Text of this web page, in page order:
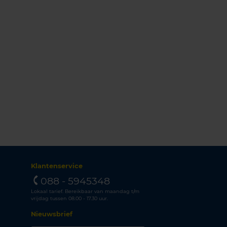
Klantenservice
088 - 5945348
Lokaal tarief. Bereikbaar van maandag t/m
vrijdag tussen 08.00 - 17.30 uur.
Nieuwsbrief